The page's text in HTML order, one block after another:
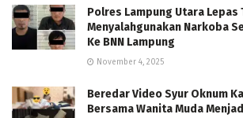
Polres Lampung Utara Lepas
Menyalahgunakan Narkoba
Ke BNN Lampung
November 4, 2025
Beredar Video Syur Oknum
Bersama Wanita Muda